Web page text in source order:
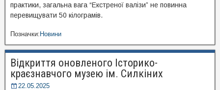
практики, загальна вага “Екстреної валізи” не повинна
перевищувати 50 кілограмів.
Позначки:Новини
Відкриття оновленого Історико-
краєзнавчого музею ім. Силкіних
22.05.2025